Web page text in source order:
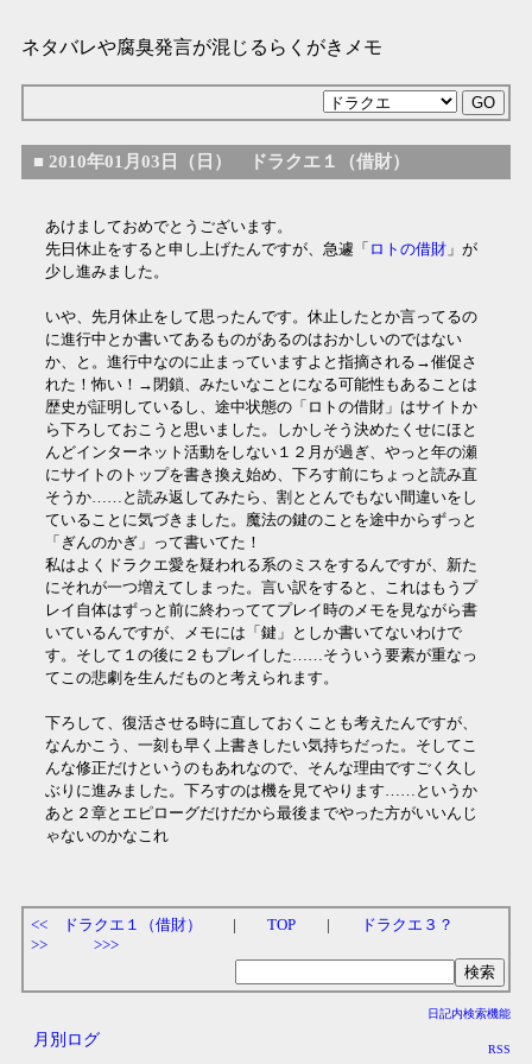
ネタバレや腐臭発言が混じるらくがきメモ
■ 2010年01月03日（日） ドラクエ１（借財）
あけましておめでとうございます。
先日休止をすると申し上げたんですが、急遽「 ロトの借財」が
少し進みました。
いや、先月休止をして思ったんです。休止したとか言ってるの
に進行中とか書いてあるものがあるのはおかしいのではない
か、と。進行中なのに止まっていますよと指摘される→催促さ
れた！怖い！→閉鎖、みたいなことになる可能性もあることは
歴史が証明しているし、途中状態の「ロトの借財」はサイトか
ら下ろしておこうと思いました。しかしそう決めたくせにほと
んどインターネット活動をしない１２月が過ぎ、やっと年の瀬
にサイトのトップを書き換え始め、下ろす前にちょっと読み直
そうか……と読み返してみたら、割ととんでもない間違いをし
ていることに気づきました。魔法の鍵のことを途中からずっと
「ぎんのかぎ」って書いてた！
私はよくドラクエ愛を疑われる系のミスをするんですが、新た
にそれが一つ増えてしまった。言い訳をすると、これはもうプ
レイ自体はずっと前に終わっててプレイ時のメモを見ながら書
いているんですが、メモには「鍵」としか書いてないわけで
す。そして１の後に２もプレイした……そういう要素が重なっ
てこの悲劇を生んだものと考えられます。
下ろして、復活させる時に直しておくことも考えたんですが、
なんかこう、一刻も早く上書きしたい気持ちだった。そしてこ
んな修正だけというのもあれなので、そんな理由ですごく久し
ぶりに進みました。下ろすのは機を見てやります……というか
あと２章とエピローグだけだから最後までやった方がいいんじ
ゃないのかなこれ
<< ドラクエ１（借財） | TOP|
ドラクエ３？
>>
>>>
月別ログ
日記内検索機能
RSS